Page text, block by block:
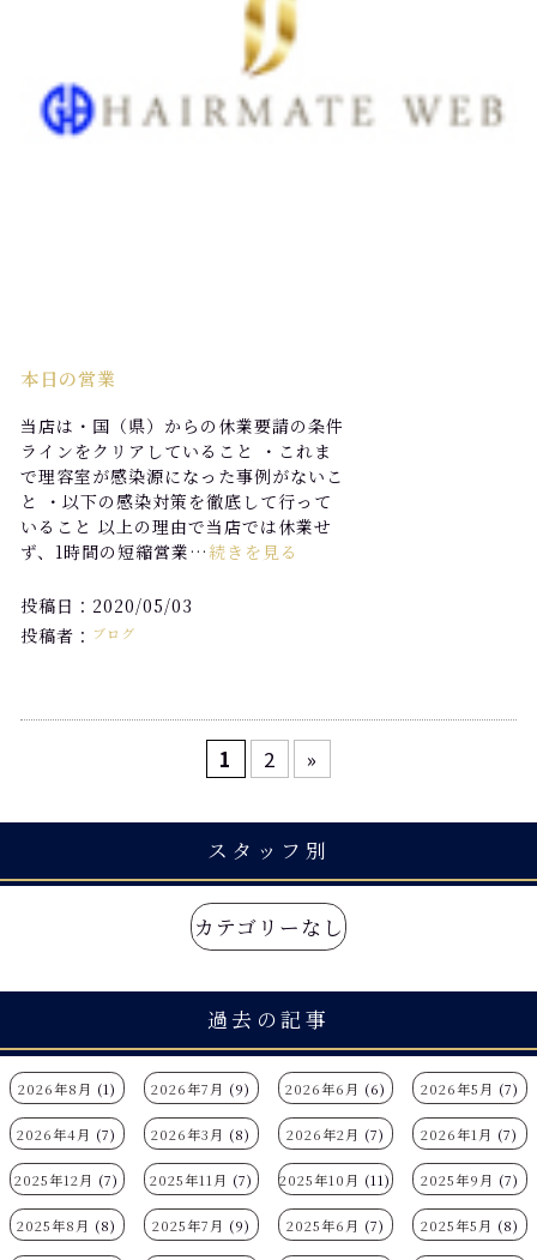
本日の営業
当店は・国（県）からの休業要請の条件
ラインをクリアしていること ・これま
で理容室が感染源になった事例がないこ
と ・以下の感染対策を徹底して行って
いること 以上の理由で当店では休業せ
ず、1時間の短縮営業… 続きを見る
投稿日：2020/05/03
投稿者： ブログ
1 2 »
スタッフ別
カテゴリーなし
過去の記事
2026年8月 (1) 2026年7月 (9) 2026年6月 (6) 2026年5月 (7)
2026年4月 (7) 2026年3月 (8) 2026年2月 (7) 2026年1月 (7)
2025年12月 (7) 2025年11月 (7) 2025年10月 (11) 2025年9月 (7)
2025年8月 (8) 2025年7月 (9) 2025年6月 (7) 2025年5月 (8)